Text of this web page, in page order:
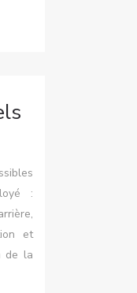
:
et
de la